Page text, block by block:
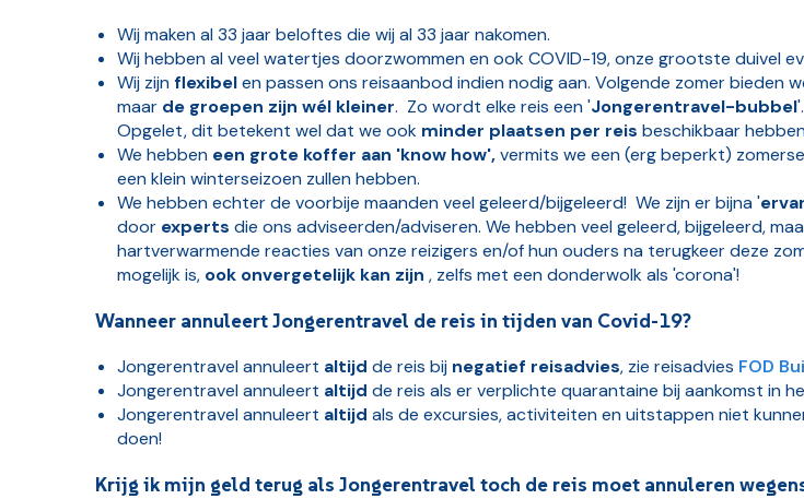
Wij maken al 33 jaar beloftes die wij al 33 jaar nakomen.
Wij hebben al veel watertjes doorzwommen en ook COVID-19, onze grootste duivel
Wij zijnflexibelen passen ons reisaanbod indien nodig aan. Volgende zomer bieden
maar de groepen zijn wél kleiner. Zo wordt elke reis een 'Jongerentravel-bubbel'.
Opgelet, dit betekent wel dat we ook minder plaatsen per reis beschikbaar
We hebben een grote koffer aan 'know how',vermits we een (erg beperkt)
een klein winterseizoen zullen hebben.
We hebben echter de voorbije maanden veel geleerd/bijgeleerd! We zijn er bijna '
door experts die ons adviseerden/adviseren. We hebben veel geleerd, bijgeleerd,
hartverwarmende reacties van onze reizigers en/of hun ouders na terugkeer deze
mogelijk is, ook onvergetelijk kan zijn , zelfs met een donderwolk als 'corona'!
Wanneer annuleert Jongerentravel de reis in tijden van Covid-19?
Jongerentravel annuleert altijd de reis bij negatief reisadvies, zie reisadvies FOD
Jongerentravel annuleert altijd de reis als er verplichte quarantaine bij aankomst in
Jongerentravel annuleert altijd als de excursies, activiteiten en uitstappen niet
doen!
Krijg ik mijn geld terug als Jongerentravel toch de reis moet annuleren